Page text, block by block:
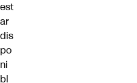
est
ar
dis
po
ni
bl